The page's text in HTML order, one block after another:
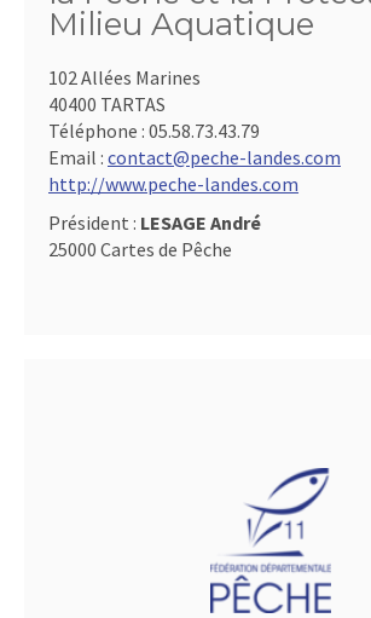
Milieu Aquatique
102 Allées Marines
40400 TARTAS
Téléphone : 05.58.73.43.79
Email : contact@peche-landes.com
http://www.peche-landes.com
Président : LESAGE André
25000 Cartes de Pêche